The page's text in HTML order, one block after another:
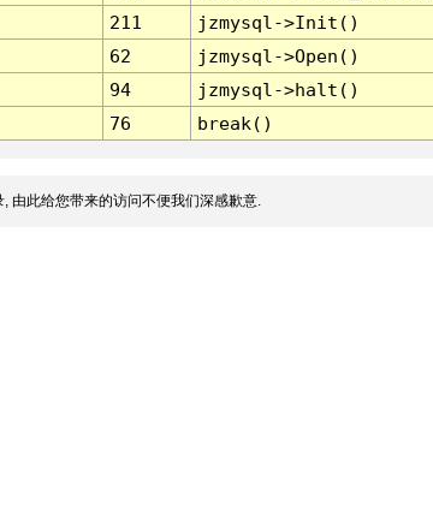
211
jzmysql->Init()
62
jzmysql->Open()
94
jzmysql->halt()
76 break()
由此给您带来的访问不便我们深感歉意.